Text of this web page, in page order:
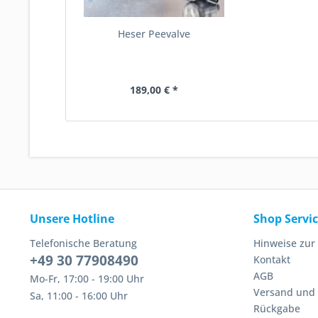
Heser Peevalve
189,00 € *
Unsere Hotline
Telefonische Beratung
+49 30 77908490
Mo-Fr, 17:00 - 19:00 Uhr
Sa, 11:00 - 16:00 Uhr
Shop
Hinweise
Kontakt
AGB
Versand
Rückgabe